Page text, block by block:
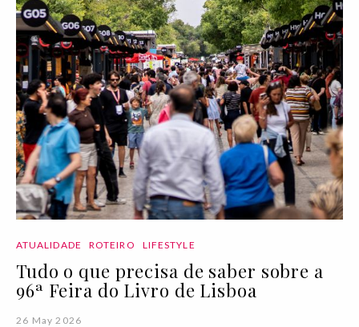
ATUALIDADE ROTEIRO LIFESTYLE
Tudo o que precisa de saber sobre a
96ª Feira do Livro de Lisboa
26 May 2026